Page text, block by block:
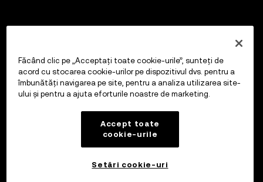
Făcând clic pe „Acceptați toate cookie-urile”, sunteți de
acord cu stocarea cookie-urilor pe dispozitivul dvs. pentru a
îmbunătăți navigarea pe site, pentru a analiza utilizarea site-
ului și pentru a ajuta eforturile noastre de marketing.
Accept toate
cookie-urile
Setări cookie-uri